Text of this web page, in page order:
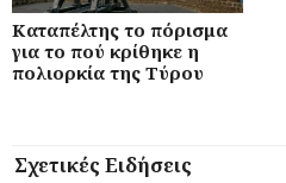
Καταπέλτης το πόρισμα
για το πού κρίθηκε η
πολιορκία της Τύρου
Σχετικές Ειδήσεις